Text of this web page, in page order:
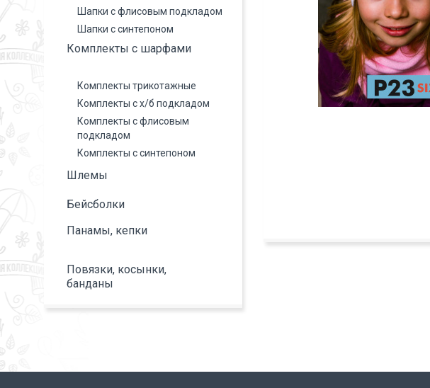
Шапки с флисовым подкладом
Шапки с синтепоном
Комплекты с шарфами
Комплекты трикотажные
Комплекты с х/б подкладом
Комплекты с флисовым
подкладом
Комплекты с синтепоном
Шлемы
Бейсболки
Панамы, кепки
Повязки, косынки,
банданы